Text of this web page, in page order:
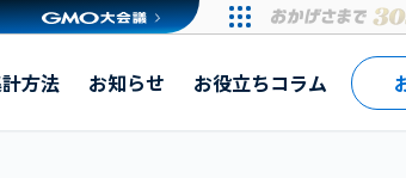
や失敗しない選び方を解説
方法 お知らせ お役立ちコラム